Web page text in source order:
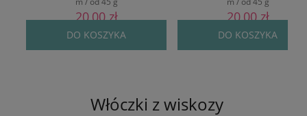
20,00 zł
DO KOSZYKA
20,00 zł
DO KOSZYKA
Włóczki z wiskozy